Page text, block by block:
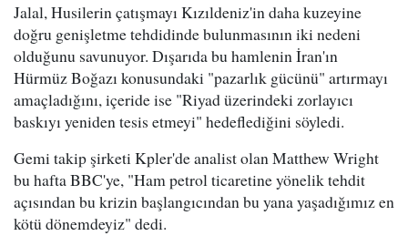
Jalal, Husilerin çatışmayı Kızıldeniz'in daha kuzeyine
doğru genişletme tehdidinde bulunmasının iki nedeni
olduğunu savunuyor. Dışarıda bu hamlenin İran'ın
Hürmüz Boğazı konusundaki "pazarlık gücünü" artırmayı
amaçladığını, içeride ise "Riyad üzerindeki zorlayıcı
baskıyı yeniden tesis etmeyi" hedeflediğini söyledi.
Gemi takip şirketi Kpler'de analist olan Matthew Wright
bu hafta BBC'ye, "Ham petrol ticaretine yönelik tehdit
açısından bu krizin başlangıcından bu yana yaşadığımız en
kötü dönemdeyiz" dedi.